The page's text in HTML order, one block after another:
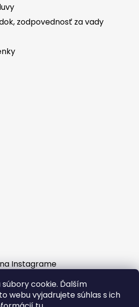
cookie. Ďalším
webu vyjadrujete súhlas s ich
zodpovednosť za vady
Instagrame